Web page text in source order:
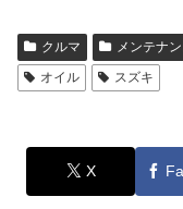
クルマ メンテナ
オイル
スズキ
X